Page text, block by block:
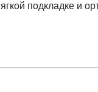
подкладке и